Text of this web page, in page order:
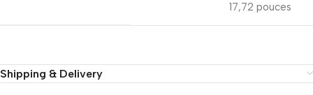
17,72 pouces
Shipping & Delivery